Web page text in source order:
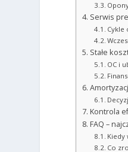
Serwis
Cykle
Stałe
OC i
Kontrola
FAQ –
Kiedy
Co